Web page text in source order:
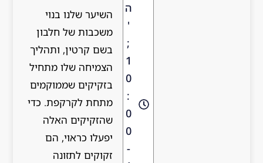
השיער שלנו בנוי
משכבות של חלבון
בשם קרטין, ותהליך
הצמיחה שלו מתחיל
בזקיקים שממוקמים
מתחת לקרקפת. כדי
שהזקיקים האלה
יפעלו כראוי, הם
זקוקים לתזונה